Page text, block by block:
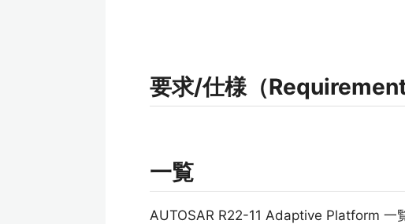
要求/仕様（
一覧
AUTOSAR R22-11 Adaptive Platform 一